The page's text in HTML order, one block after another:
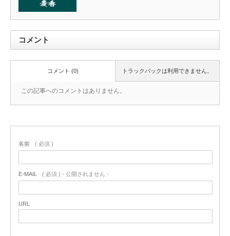
コメント
トラックバックは利用できません。
コメント (0)
この記事へのコメントはありません。
名前 ( 必須 )
E-MAIL ( 必須 ) - 公開されません -
URL